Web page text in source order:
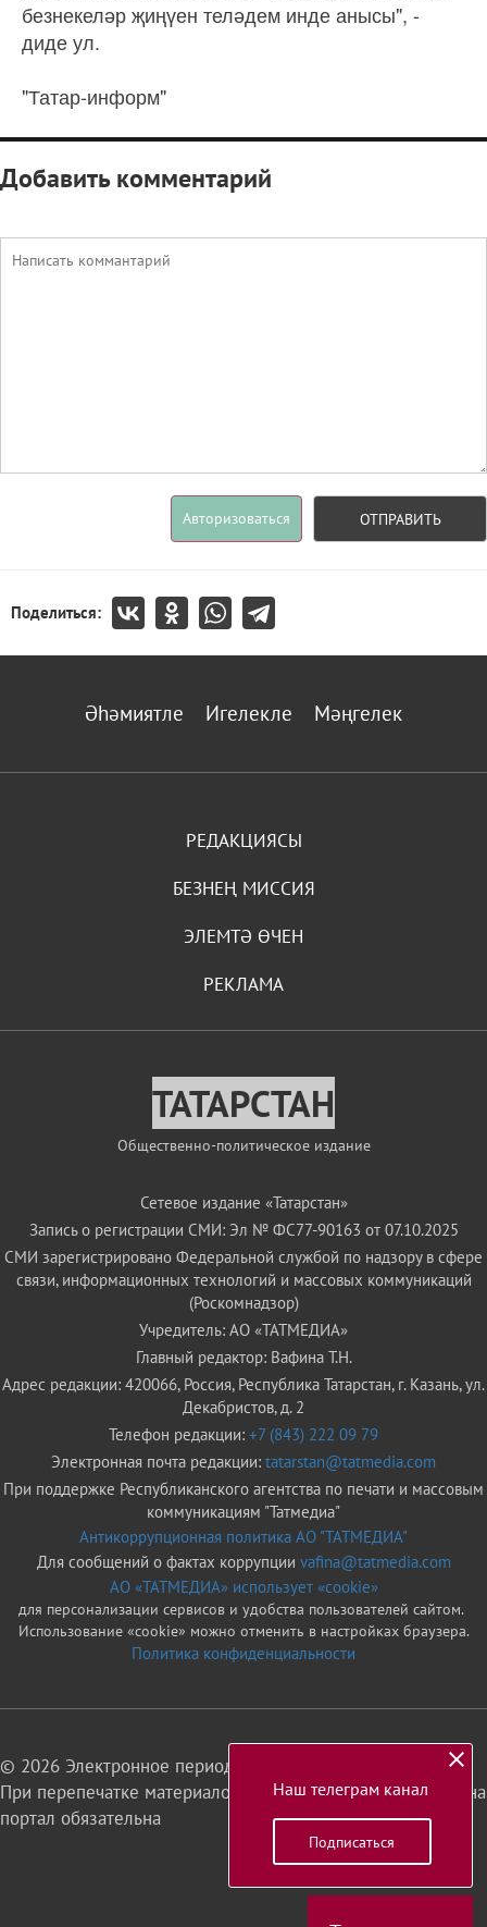
безнекеләр җиңүен теләдем инде анысы", -
диде ул.
"Татар-информ"
Добавить комментарий
Авторизоваться ОТПРАВИТЬ
Поделиться:
Әһәмиятле Игелекле Мәңгелек
РЕДАКЦИЯСЫ
БЕЗНЕҢ МИССИЯ
ЭЛЕМТӘ ӨЧЕН
РЕКЛАМА
ТАТАРСТАН
Общественно-политическое издание
Сетевое издание «Татарстан»
Запись о регистрации СМИ: Эл № ФС77-90163 от 07.10.2025
СМИ зарегистрировано Федеральной службой по надзору в сфере
связи, информационных технологий и массовых коммуникаций
(Роскомнадзор)
Учредитель: АО «ТАТМЕДИА»
Главный редактор: Вафина Т.Н.
Адрес редакции: 420066, Россия, Республика Татарстан, г. Казань, ул.
Декабристов, д. 2
Телефон редакции: +7 (843) 222 09 79
Электронная почта редакции: tatarstan@tatmedia.com
При поддержке Республиканского агентства по печати и массовым
коммуникациям "Татмедиа"
Антикоррупционная политика АО "ТАТМЕДИА"
Для сообщений о фактах коррупции vafina@tatmedia.com
АО «ТАТМЕДИА» использует «cookie»
для персонализации сервисов и удобства пользователей сайтом.
Использование «cookie» можно отменить в настройках браузера.
Политика конфиденциальности
© 2026 Электронное периодическое издание «Татарстан»
При перепечатке материалов или их фрагментов ссылка на
портал обязательна
Наш телеграм канал
Подписаться